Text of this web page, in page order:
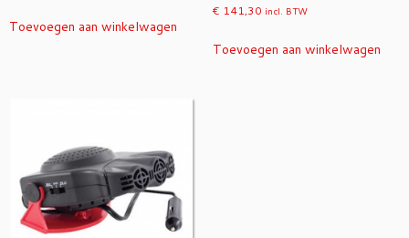
Toevoegen aan winkelwagen
€ 141,30 incl. BTW
Toevoegen aan winkelwagen